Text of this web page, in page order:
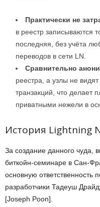
Практически не
в реестр записываются
последняя, без учёта
переводов в сети LN.
Сравнительно
реестра, а узлы не
транзакций, что делает
приватными нежели в
История Lightning
За создание данного чуда,
биткойн-семинаре в Сан-
основную ответственность
разработчики Тадеуш
[Joseph Poon].